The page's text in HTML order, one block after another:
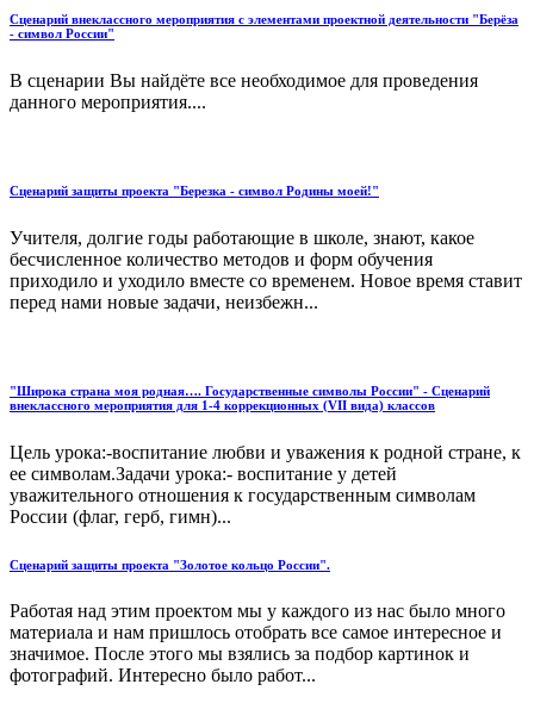
Сценарий внеклассного мероприятия с элементами проектной деятельности "Берёза
- символ России"
В сценарии Вы найдёте все необходимое для проведения
данного мероприятия....
Сценарий защиты проекта "Березка - символ Родины моей!"
Учителя, долгие годы работающие в школе, знают, какое
бесчисленное количество методов и форм обучения
приходило и уходило вместе со временем. Новое время ставит
перед нами новые задачи, неизбежн...
"Широка страна моя родная…. Государственные символы России" - Сценарий
внеклассного мероприятия для 1-4 коррекционных (VII вида) классов
Цель урока:-воспитание любви и уважения к родной стране, к
ее символам.Задачи урока:- воспитание у детей
уважительного отношения к государственным символам
России (флаг, герб, гимн)...
Сценарий защиты проекта "Золотое кольцо России".
Работая над этим проектом мы у каждого из нас было много
материала и нам пришлось отобрать все самое интересное и
значимое. После этого мы взялись за подбор картинок и
фотографий. Интересно было работ...